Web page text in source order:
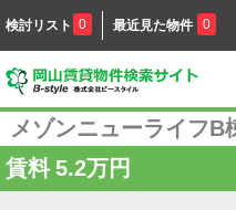
検討リスト 0 最近見た物件 0
メゾンニューライフB
賃料 5.2万円